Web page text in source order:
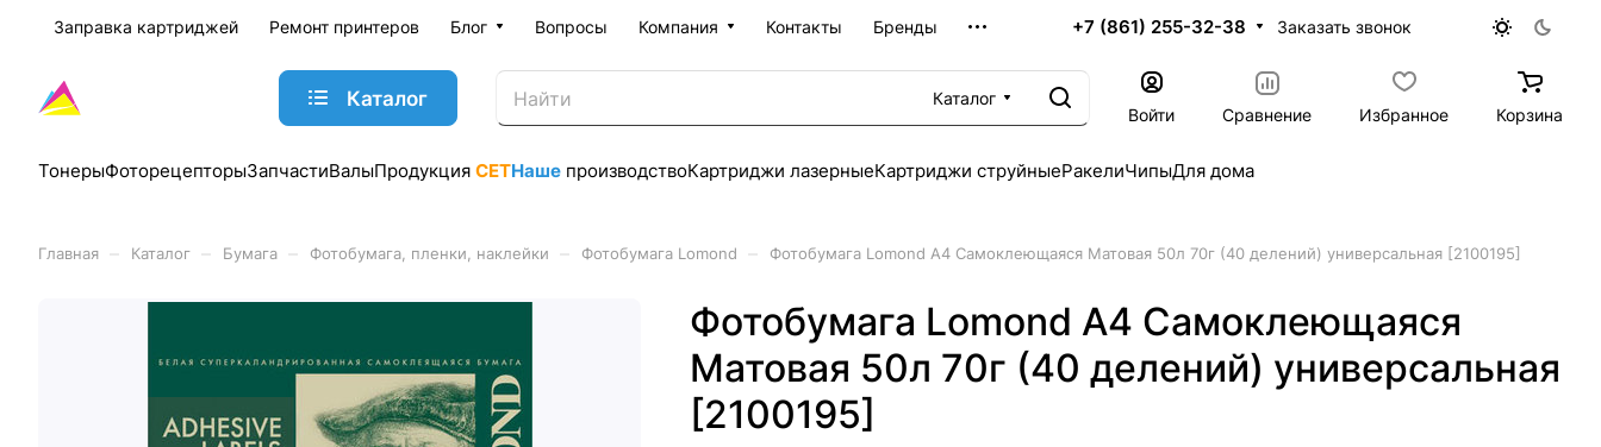
Заправка картриджей Ремонт принтеров Блог Вопросы Компания Контакты Бренды +7 (861) 255-32-38 Заказать звонок
Каталог
Каталог
Войти
Сравнение Избранное Корзина
ТонерыФоторецепторыЗапчастиВалыПродукция CETНаше производствоКартриджи лазерныеКартриджи струйныеРакелиЧипыДля дома
Главная Каталог Бумага Фотобумага, пленки, наклейки Фотобумага Lomond Фотобумага Lomond A4 Самоклеющаяся Матовая 50л 70г (40 делений) универсальная [2100195]
Фотобумага Lomond A4 Самоклеющаяся
Матовая 50л 70г (40 делений) универсальная
[2100195]